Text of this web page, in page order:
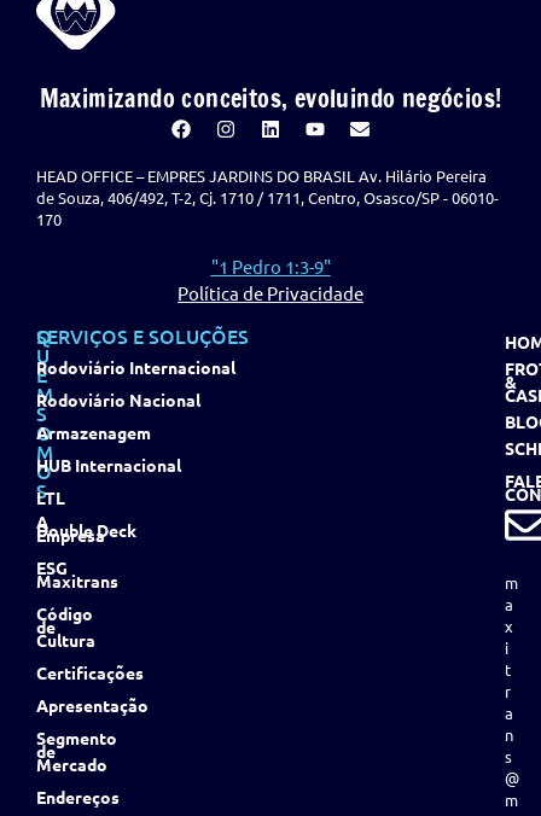
Maximizando conceitos, evoluindo negócios!
HEAD OFFICE – EMPRES JARDINS DO BRASIL Av. Hilário Pereira
de Souza, 406/492, T-2, Cj. 1710 / 1711, Centro, Osasco/SP - 06010-
170
"1 Pedro 1:3-9"
Política de Privacidade
Q
U
E
M
S
O
M
O
S
A
Empresa
ESG
Maxitrans
Código
de
Cultura
Certificações
Apresentação
Segmento
de
Mercado
Endereços
SERVIÇOS E SOLUÇÕES
Rodoviário Internacional
Rodoviário Nacional
Armazenagem
HUB Internacional
LTL
Double Deck
&
m
a
x
i
t
r
a
n
s
@
m